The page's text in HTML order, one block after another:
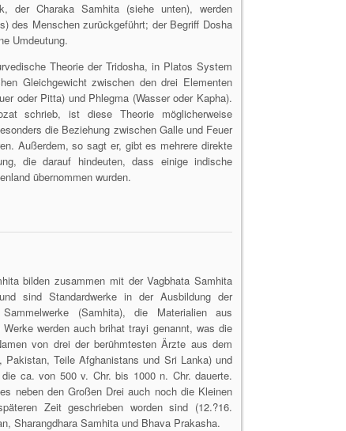
der Charaka Samhita (siehe unten), werden
des Menschen zurückgeführt; der Begriff Dosha
Umdeutung.
Theorie der Tridosha, in Platos System
Gleichgewicht zwischen den drei Elementen
oder Pitta) und Phlegma (Wasser oder Kapha).
schrieb, ist diese Theorie möglicherweise
die Beziehung zwischen Galle und Feuer
Außerdem, so sagt er, gibt es mehrere direkte
die darauf hindeuten, dass einige indische
übernommen wurden.
bilden zusammen mit der Vagbhata Samhita
sind Standardwerke in der Ausbildung der
(Samhita), die Materialien aus
werden auch brihat trayi genannt, was die
von drei der berühmtesten Ärzte aus dem
Teile Afghanistans und Sri Lanka) und
ca. von 500 v. Chr. bis 1000 n. Chr. dauerte.
neben den Großen Drei auch noch die Kleinen
Zeit geschrieben worden sind (12.?16.
Sharangdhara Samhita und Bhava Prakasha.